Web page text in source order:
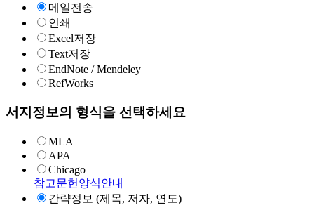
메일전송
인쇄
Excel저장
Text저장
EndNote / Mendeley
RefWorks
서지정보의 형식을 선택하세요
MLA
APA
Chicago
참고문헌양식안내
간략정보 (제목, 저자, 연도)